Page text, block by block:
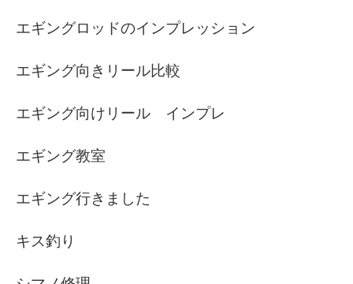
エギングロッドのインプレッション
エギング向きリール比較
エギング向けリール インプレ
エギング教室
エギング行きました
キス釣り